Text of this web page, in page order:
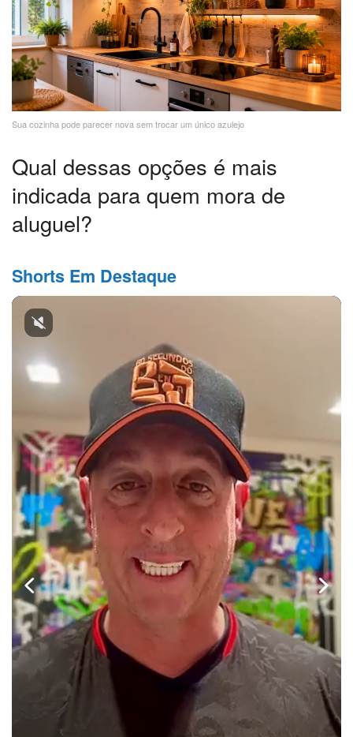
Sua cozinha pode parecer nova sem trocar um único azulejo
Qual dessas opções é mais
indicada para quem mora de
aluguel?
Shorts Em Destaque